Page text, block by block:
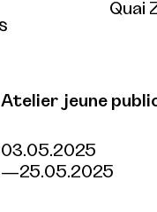
Quai
Atelier jeune
03.05.2025
25.05.2025